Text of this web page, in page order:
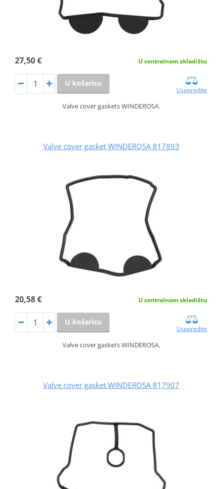
27,50 € U centralnom skladištu
U košaricu
Usporedite
Valve cover gaskets WINDEROSA.
Valve cover gasket WINDEROSA 817893
20,58 € U centralnom skladištu
U košaricu
Usporedite
Valve cover gaskets WINDEROSA.
Valve cover gasket WINDEROSA 817907